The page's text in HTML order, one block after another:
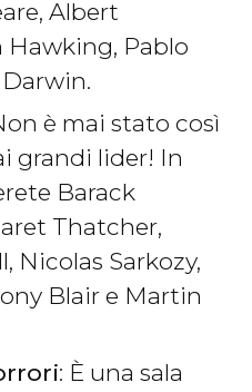
Albert
Hawking, Pablo
Darwin.
è mai stato così
grandi lider! In
Barack
Thatcher,
Nicolas Sarkozy,
Blair e Martin
: È una sala